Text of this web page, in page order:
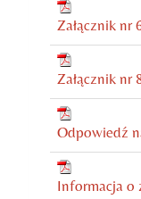
Załącznik nr
Załącznik nr
Odpowiedź
Informacja o